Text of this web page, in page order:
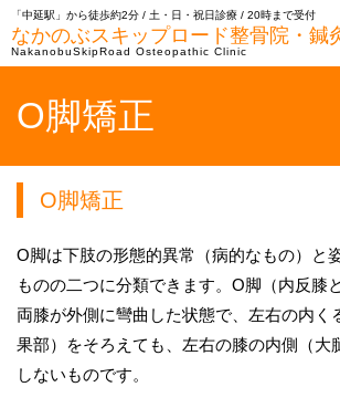
「中延駅」から徒歩約2分 / 土・日・祝日診療 / 20時まで受付
なかのぶスキップロード整骨院・鍼
NakanobuSkipRoad Osteopathic Clinic
O脚矯正
O脚矯正
O脚は下肢の形態的異常（病的なもの）と
ものの二つに分類できます。O脚（内反膝
両膝が外側に彎曲した状態で、左右の内く
果部）をそろえても、左右の膝の内側（大
しないものです。